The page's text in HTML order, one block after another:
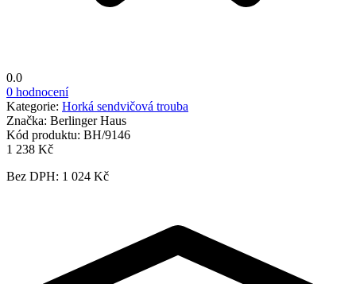
0.0
0 hodnocení
Kategorie: Horká sendvičová trouba
Značka: Berlinger Haus
Kód produktu: BH/9146
1 238 Kč
Bez DPH: 1 024 Kč